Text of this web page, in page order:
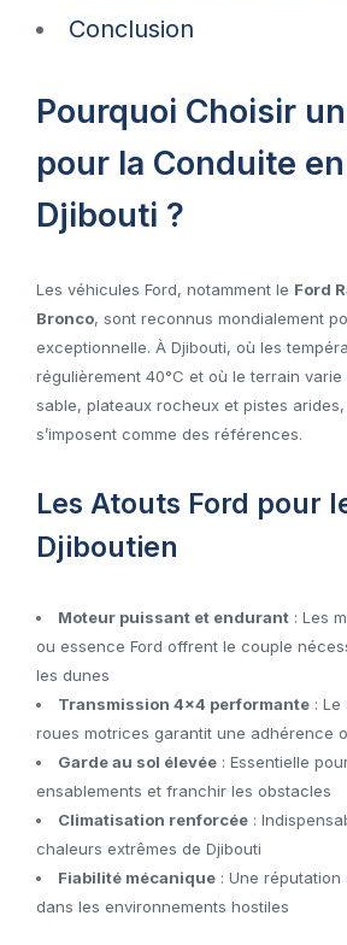
Conclusion
Pourquoi Choisir
pour la Conduite
Djibouti ?
Les véhicules Ford, notamment le Ford
Bronco, sont reconnus mondialement
exceptionnelle. À Djibouti, où les
régulièrement 40°C et où le terrain
sable, plateaux rocheux et pistes
s’imposent comme des références.
Les Atouts Ford pour
Djiboutien
Moteur puissant et endurant : Les
ou essence Ford offrent le couple
les dunes
Transmission 4×4 performante : Le
roues motrices garantit une adhérence
Garde au sol élevée : Essentielle
ensablements et franchir les obstacles
Climatisation renforcée :
chaleurs extrêmes de Djibouti
Fiabilité mécanique : Une
dans les environnements hostiles